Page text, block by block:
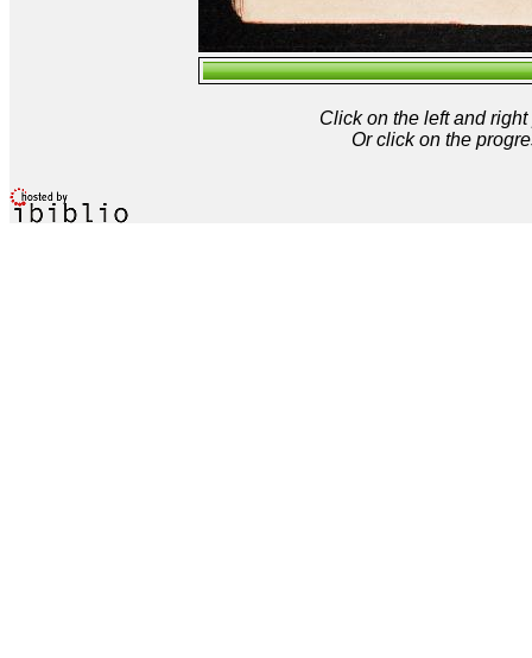
Click on the left and
Or click on the